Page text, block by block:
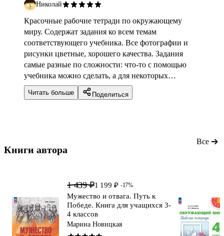
Николай
Красочные рабочие тетради по окружающему
миру. Содержат задания ко всем темам
соответствующего учебника. Все фотографии и
рисунки цветные, хорошего качества. Задания
самые разные по сложности: что-то с помощью
учебника можно сделать, а для некоторых
понадобится информация из дополнительных
источников. Много творческих заданий, есть
Читать больше Поделиться
Книги автора
Все
1 439 ₽1 199 ₽ -17%
Мужество и отвага. Путь к
Победе. Книга для учащихся 3-
4 классов
Марина Новицкая